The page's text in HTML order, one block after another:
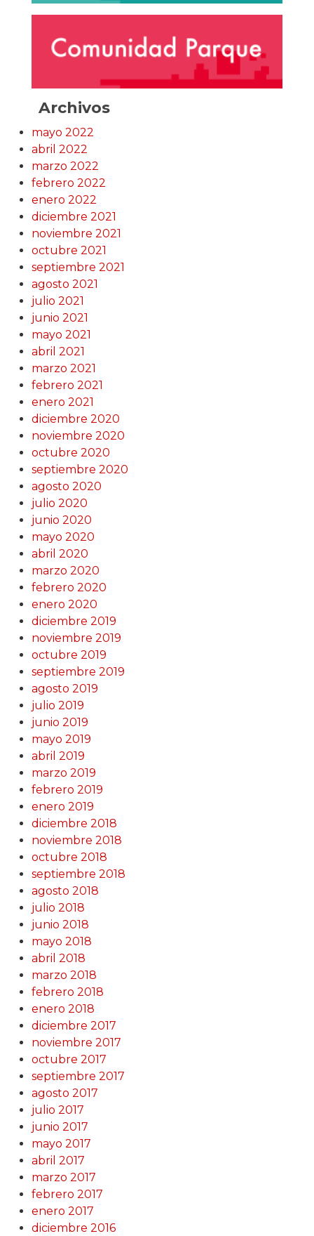
Archivos
mayo 2022
abril 2022
marzo 2022
febrero 2022
enero 2022
diciembre 2021
noviembre 2021
octubre 2021
septiembre 2021
agosto 2021
julio 2021
junio 2021
mayo 2021
abril 2021
marzo 2021
febrero 2021
enero 2021
diciembre 2020
noviembre 2020
octubre 2020
septiembre 2020
agosto 2020
julio 2020
junio 2020
mayo 2020
abril 2020
marzo 2020
febrero 2020
enero 2020
diciembre 2019
noviembre 2019
octubre 2019
septiembre 2019
agosto 2019
julio 2019
junio 2019
mayo 2019
abril 2019
marzo 2019
febrero 2019
enero 2019
diciembre 2018
noviembre 2018
octubre 2018
septiembre 2018
agosto 2018
julio 2018
junio 2018
mayo 2018
abril 2018
marzo 2018
febrero 2018
enero 2018
diciembre 2017
noviembre 2017
octubre 2017
septiembre 2017
agosto 2017
julio 2017
junio 2017
mayo 2017
abril 2017
marzo 2017
febrero 2017
enero 2017
diciembre 2016